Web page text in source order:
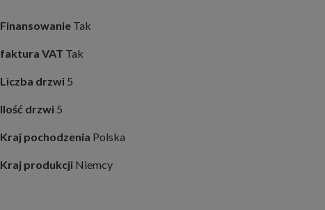
Finansowanie Tak
faktura VAT Tak
Liczba drzwi 5
Ilość drzwi 5
Kraj pochodzenia Polska
Kraj produkcji Niemcy